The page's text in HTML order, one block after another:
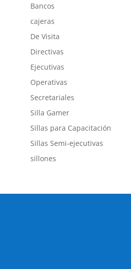
Bancos
cajeras
De Visita
Directivas
Ejecutivas
Operativas
Secretariales
Silla Gamer
Sillas para Capacitación
Sillas Semi-ejecutivas
sillones